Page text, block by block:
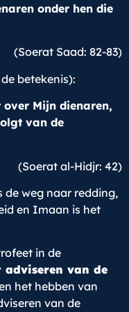
onder hen die
(Soerat Saad: 82-83)
betekenis):
Mijn dienaren,
van de
(Soerat al-Hidjr: 42)
de weg naar redding,
en Imaan is het
in de
adviseren van de
het hebben van
van de